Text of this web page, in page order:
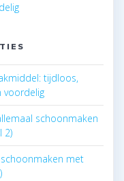
tijdloos,
voordelig
schoonmaken
2)
met